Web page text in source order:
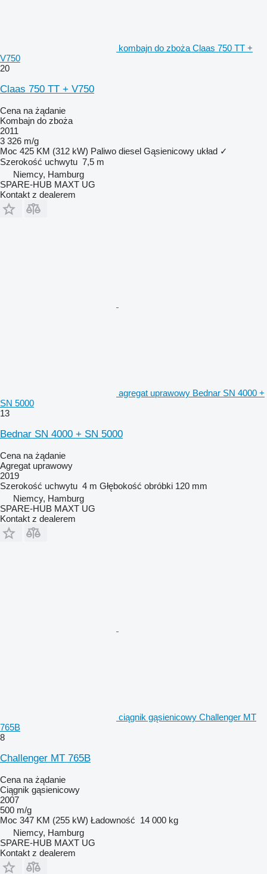
kombajn do zboża Claas 750 TT +
V750
20
Claas 750 TT + V750
Cena na żądanie
Kombajn do zboża
2011
3 326 m/g
Moc 425 KM (312 kW) Paliwo diesel Gąsienicowy układ ✓
Szerokość uchwytu 7,5 m
Niemcy, Hamburg
SPARE-HUB MAXT UG
Kontakt z dealerem
agregat uprawowy Bednar SN 4000 +
SN 5000
13
Bednar SN 4000 + SN 5000
Cena na żądanie
Agregat uprawowy
2019
Szerokość uchwytu 4 m Głębokość obróbki 120 mm
Niemcy, Hamburg
SPARE-HUB MAXT UG
Kontakt z dealerem
ciągnik gąsienicowy Challenger MT
765B
8
Challenger MT 765B
Cena na żądanie
Ciągnik gąsienicowy
2007
500 m/g
Moc 347 KM (255 kW) Ładowność 14 000 kg
Niemcy, Hamburg
SPARE-HUB MAXT UG
Kontakt z dealerem